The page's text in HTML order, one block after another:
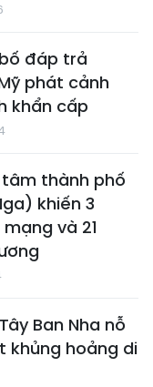
đáp trả
phát cảnh
khẩn cấp
thành phố
khiến 3
và 21
Ban Nha nỗ
khủng hoảng di